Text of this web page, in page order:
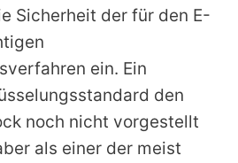
Sicherheit der für den E-
ein. Ein
den
noch nicht vorgestellt
als einer der meist